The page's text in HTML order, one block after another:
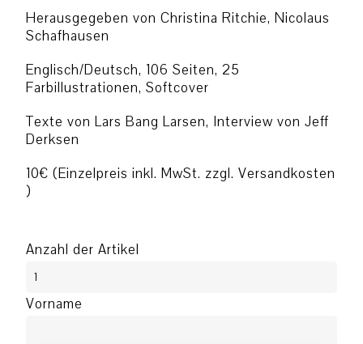
Herausgegeben von Christina Ritchie, Nicolaus
Schafhausen
Englisch/Deutsch, 106 Seiten, 25
Farbillustrationen, Softcover
Texte von Lars Bang Larsen, Interview von Jeff
Derksen
10€ (Einzelpreis inkl. MwSt. zzgl. Versandkosten
)
Anzahl der Artikel
Vorname